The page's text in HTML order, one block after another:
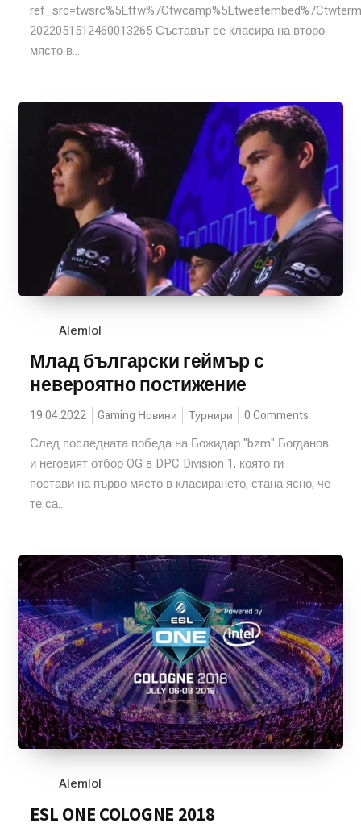
2022051512460013265 Съставът се класира на второ
място в...
Alemlol
Млад български геймър с
невероятно постижение
19.04.2022 Gaming Новини Турнири 0 Comments
След последната победа на Божидар "bzm" Богданов
и неговият отбор OG в DPC Division 1, която ги
постави на първо място в класирането, стана ясно, че
те са...
Alemlol
ESL ONE COLOGNE 2018